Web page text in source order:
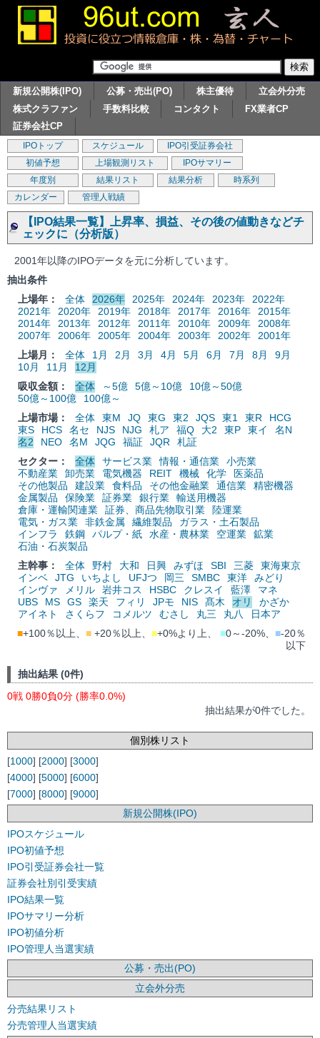
新規公開株(IPO) 公募・売出(PO) 株主優待
立会外分売
株式クラファン
手数料比較 コンタクト
FX業者CP
証券会社CP
IPOトップ スケジュール
IPO引受証券会社
初値予想
上場観測リスト
IPOサマリー
年度別
結果リスト 結果分析
時系列
カレンダー
管理人戦績
【IPO結果一覧】上昇率、損益、その後の値動きなどチ
ェックに（分析版）
2001年以降のIPOデータを元に分析しています。
抽出条件
上場年：
全体 2026年 2025年 2024年 2023年
2022年
2021年
2020年 2019年 2018年 2017年 2016年
2015年
2014年
2013年 2012年 2011年 2010年 2009年
2008年
2007年
2006年 2005年 2004年 2003年 2002年
2001年
上場月：
全体 1月 2月 3月 4月 5月 6月 7月 8月
9月
10月
11月
12月
吸収金額：
全体 ～5億 5億～10億
10億～50億
50億～100億
100億～
上場市場：
全体 東M JQ 東G 東2 JQS 東1 東R
HCG
東S
HCS 名セ NJS NJG 札ア 福Q 大2 東P 東イ
名N
名2
NEO 名M JQG 福証 JQR
札証
セクター：
全体 サービス業 情報・通信業
小売業
不動産業
卸売業 電気機器 REIT 機械 化学
医薬品
その他製品
建設業 食料品 その他金融業 通信業
精密機器
金属製品
保険業 証券業 銀行業
輸送用機器
倉庫・運輸関連業
証券、商品先物取引業
陸運業
電気・ガス業
非鉄金属 繊維製品
ガラス・土石製品
インフラ
鉄鋼 パルプ・紙 水産・農林業 空運業
鉱業
石油・石炭製品
主幹事：
全体 野村 大和 日興 みずほ SBI 三菱
東海東京
インベ
JTG いちよし UFJつ 岡三 SMBC 東洋
みどり
インヴァ
メリル 岩井コス HSBC クレスイ 藍澤
マネ
UBS
MS GS 楽天 フィリ JPモ NIS 髙木 オリ
かざか
アイネト
さくらフ コメルツ むさし 丸三 丸八
日本ア
■+100％以上、 ■ +20％以上、 ■+0%より上、 ■0～-20%、 ■-20％
以下
抽出結果 (0件)
0戦 0勝0負0分 (勝率0.0%)
抽出結果が0件でした。
個別株リスト
[1000] [2000] [3000]
[4000] [5000] [6000]
[7000] [8000] [9000]
新規公開株(IPO)
IPOスケジュール
IPO初値予想
IPO引受証券会社一覧
証券会社別引受実績
IPO結果一覧
IPOサマリー分析
IPO初値分析
IPO管理人当選実績
公募・売出(PO)
立会外分売
分売結果リスト
分売管理人当選実績